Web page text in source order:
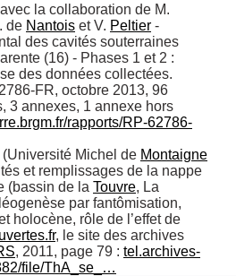
de Nantois et V. Peltier -
des cavités souterraines
(16) - Phases 1 et 2 :
des données collectées.
FR, octobre 2013, 96
3 annexes, 1 annexe hors
rapports/RP-62786-
(Université Michel de Montaigne
et remplissages de la nappe
(bassin de la Touvre
par fantômisation,
holocène, rôle de l’effet de
, le site des archives
, 2011, page 79 : tel.archives-
file/ThA_se_…